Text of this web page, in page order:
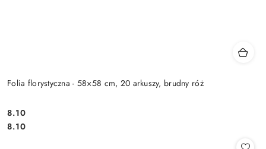
Folia florystyczna - 58×58 cm, 20 arkuszy, brudny róż
Cena:
8.10
Cena:
8.10